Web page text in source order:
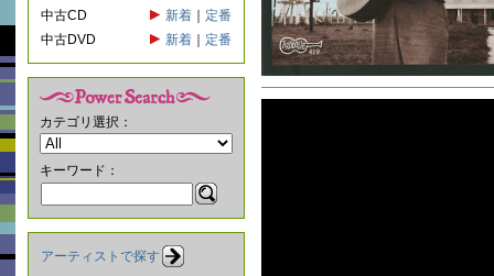
中古CD
新着
定番
中古DVD
新着 定番
カテゴリ選択：
キーワード：
アーティストで探す